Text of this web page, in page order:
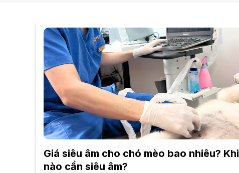
Giá siêu âm cho chó mèo bao nhiêu? Khi
nào cần siêu âm?